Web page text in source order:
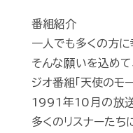
番組紹介
一人でも多くの方
そんな願いを込め
ジオ番組「天使のモ
1991年10月の放送
多くのリスナーたち